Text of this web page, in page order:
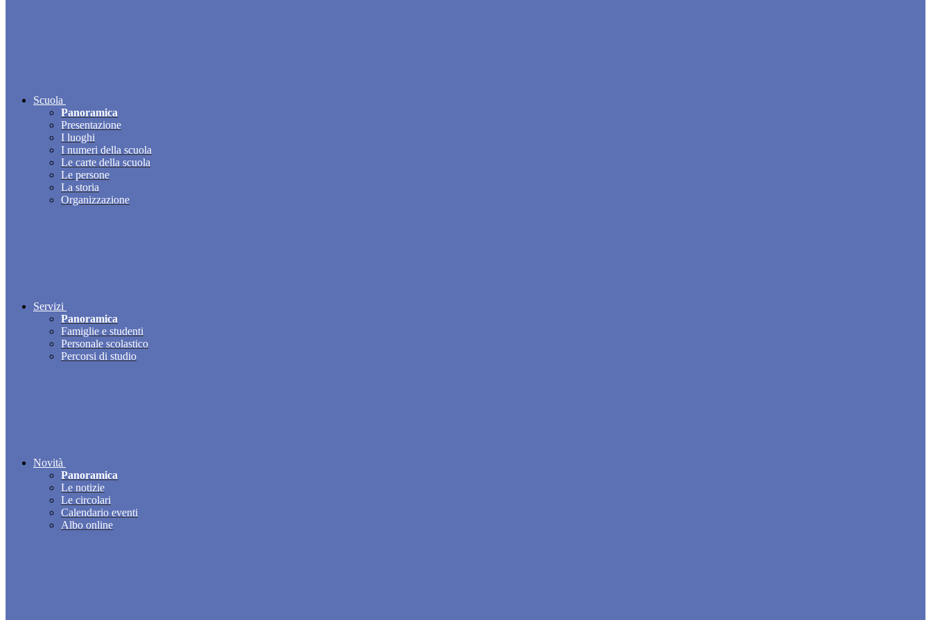
Scuola
Panoramica
Presentazione
I luoghi
I numeri della scuola
Le carte della scuola
Le persone
La storia
Organizzazione
Servizi
Panoramica
Famiglie e studenti
Personale scolastico
Percorsi di studio
Novità
Panoramica
Le notizie
Le circolari
Calendario eventi
Albo online